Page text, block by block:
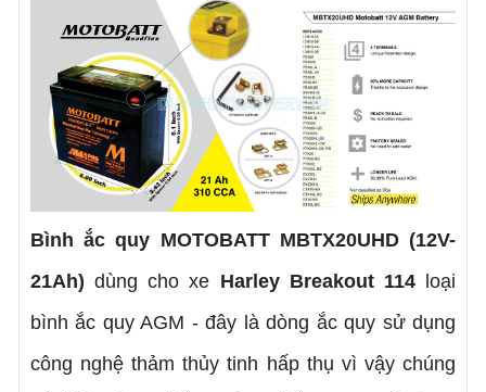
Bình ắc quy MOTOBATT MBTX20UHD (12V-
21Ah) dùng cho xe Harley Breakout 114 loại
bình ắc quy AGM - đây là dòng ắc quy sử dụng
công nghệ thảm thủy tinh hấp thụ vì vậy chúng